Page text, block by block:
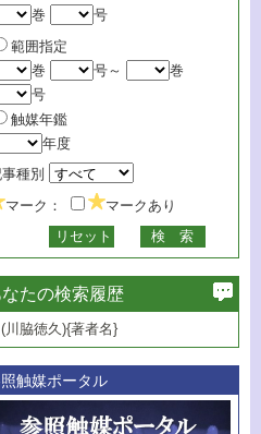
巻
号
範囲指定
巻
号～
巻
号
触媒年鑑
年度
種別
マーク：
マークあり
なたの検索履歴
(川脇徳久){著者名}
触媒ポータル